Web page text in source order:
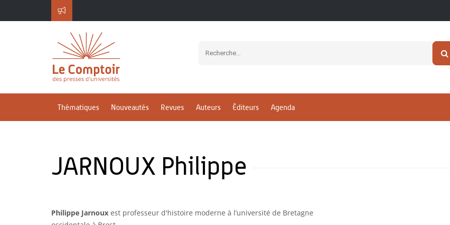
Thématiques Nouveautés Revues Auteurs Éditeurs Agenda
JARNOUX Philippe
Philippe Jarnoux est professeur d'histoire moderne à l’université de Bretagne